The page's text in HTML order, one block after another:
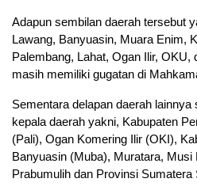
Adapun sembilan daerah tersebut
Lawang, Banyuasin, Muara Enim,
Palembang, Lahat, Ogan Ilir, OKU,
masih memiliki gugatan di
Sementara delapan daerah
kepala daerah yakni, Kabupaten
(Pali), Ogan Komering Ilir (OKI),
Banyuasin (Muba), Muratara, Musi
Prabumulih dan Provinsi Sumatera